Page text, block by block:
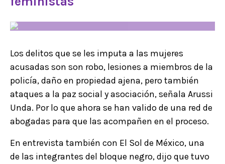
Los delitos que se les imputa a las mujeres
acusadas son son robo, lesiones a miembros de la
policía, daño en propiedad ajena, pero también
ataques a la paz social y asociación, señala Arussi
Unda. Por lo que ahora se han valido de una red de
abogadas para que las acompañen en el proceso.
En entrevista también con El Sol de México, una
de las integrantes del bloque negro, dijo que tuvo